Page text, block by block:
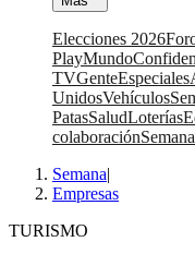
Elecciones 2026
PlayMundo
TVGenteEspeciales
UnidosVehículos
PatasSaludLoterías
colaboración
Semana|
Empresas
TURISMO